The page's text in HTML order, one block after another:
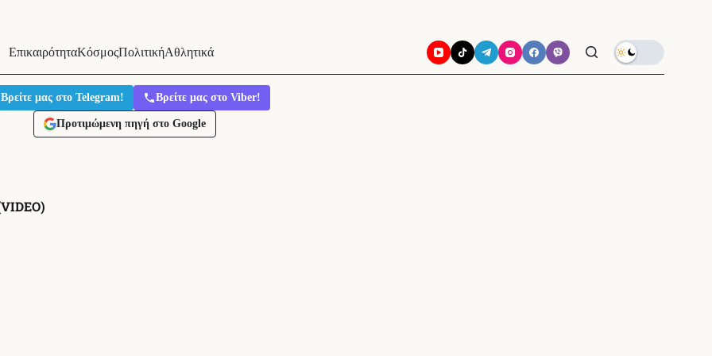
ΕπικαιρότηταΚόσμοςΠολιτικήΑθλητικά
Βρείτε μας στο Telegram! Βρείτε μας στο Viber!
Προτιμώμενη πηγή στο Google